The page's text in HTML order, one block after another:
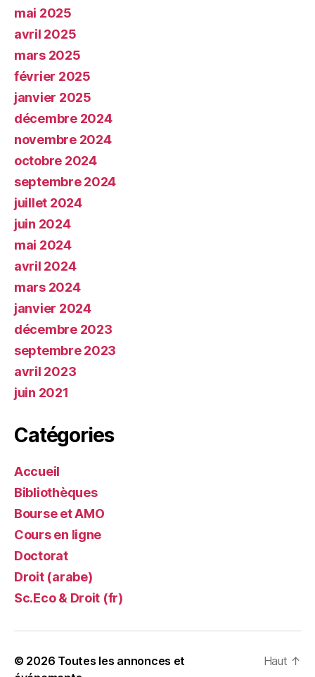
mai 2025
avril 2025
mars 2025
février 2025
janvier 2025
décembre 2024
novembre 2024
octobre 2024
septembre 2024
juillet 2024
juin 2024
mai 2024
avril 2024
mars 2024
janvier 2024
décembre 2023
septembre 2023
avril 2023
juin 2021
Catégories
Accueil
Bibliothèques
Bourse et AMO
Cours en ligne
Doctorat
Droit (arabe)
Sc.Eco & Droit (fr)
© 2026 Toutes les annonces et
Haut ↑